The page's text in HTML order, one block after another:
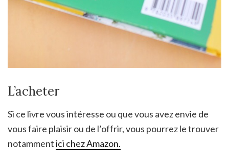
L’acheter
Si ce livre vous intéresse ou que vous avez envie de
vous faire plaisir ou de l’offrir, vous pourrez le trouver
notammentici chez Amazon.